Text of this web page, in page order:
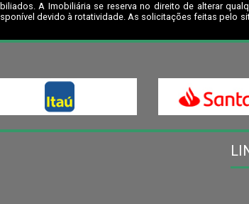
A Imobiliária se reserva no direito de alterar
devido à rotatividade. As solicitações feitas pelo